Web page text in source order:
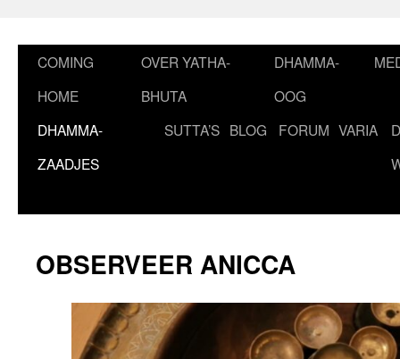
COMING
HOME
OVER YATHA-
BHUTA
DHAMMA-
OOG
DHAMMA-
ZAADJES
SUTTA’S BLOG FORUM VARIA
OBSERVEER ANICCA